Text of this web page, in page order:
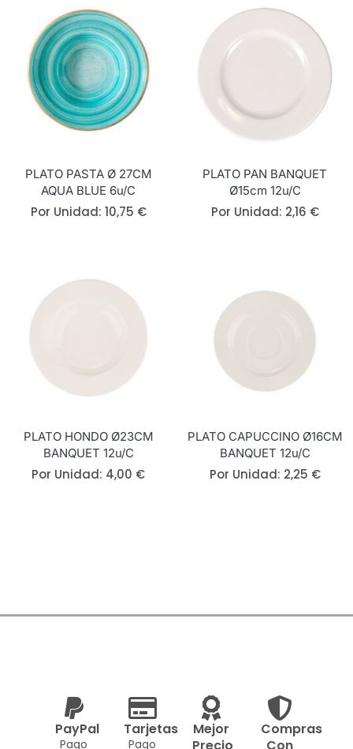
PLATO PASTA Ø 27CM
AQUA BLUE 6u/c
Por Unidad: 10,75 €
PLATO PAN BANQUET
Ø15cm 12u/c
Por Unidad: 2,16 €
PLATO HONDO Ø23CM
BANQUET 12u/c
Por Unidad: 4,00 €
PLATO CAPUCCINO Ø16CM
BANQUET 12u/c
Por Unidad: 2,25 €
PayPal
Pago
Tarjetas
Pago
Mejor
Precio
Compras
Con